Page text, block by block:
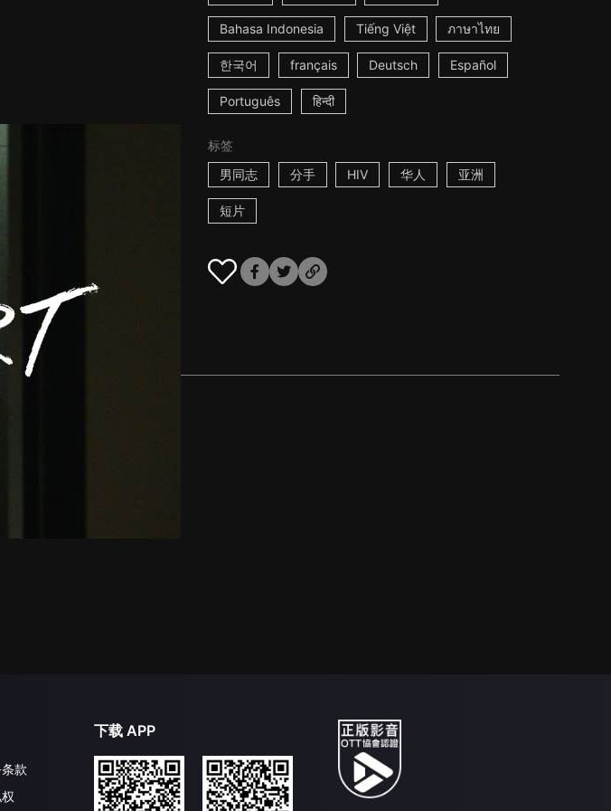
Bahasa Indonesia Tiếng Việt ภาษาไทย
한국어 français Deutsch Español
Português हिन्दी
标签
男同志
分手 HIV 华人 亚洲
短片
款
下载 APP